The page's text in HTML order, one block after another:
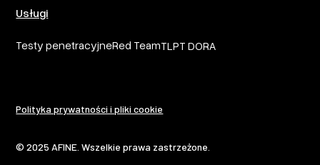
Usługi
Testy penetracyjneRed TeamTLPT DORA
© 2025 AFINE. Wszelkie prawa zastrzeżone.
Polityka prywatności i pliki cookie